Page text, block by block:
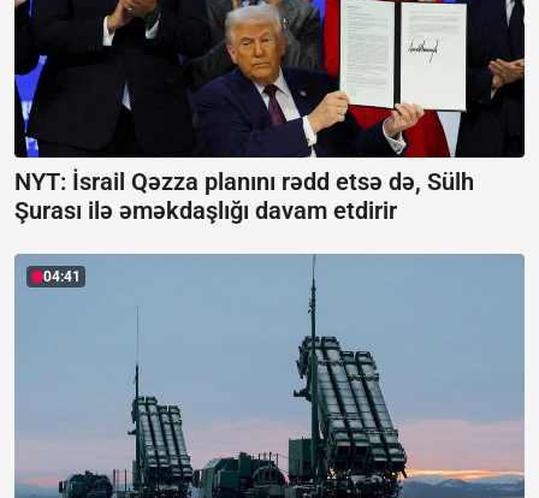
NYT: İsrail Qəzza planını rədd etsə də, Sülh
Şurası ilə əməkdaşlığı davam etdirir
04:41